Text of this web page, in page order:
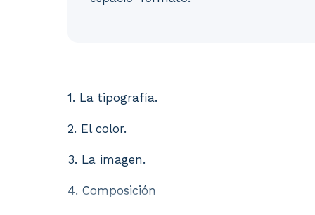
1. La tipografía. 2. El color. 3. La
1. La tipografía.
2. El color.
3. La imagen.
4. Composición